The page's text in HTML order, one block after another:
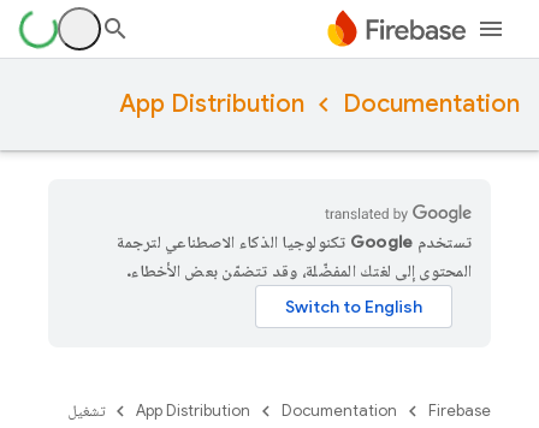
Documentation
App Distribution
تستخدم Google تكنولوجيا الذكاء الاصطناعي لترجمة
المحتوى إلى لغتك المفضّلة، وقد تتضمّن بعض الأخطاء.
Firebase
Documentation
App Distribution تشغيل